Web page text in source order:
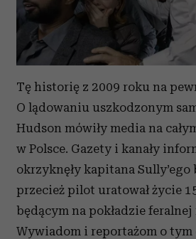
Tę historię z 2009 roku na
O lądowaniu uszkodzonym
Hudson mówiły media na
w Polsce. Gazety i kanały
okrzyknęły kapitana Sully’ego
przecież pilot uratował życie
będącym na pokładzie feralnej
Wywiadom i reportażom o tym